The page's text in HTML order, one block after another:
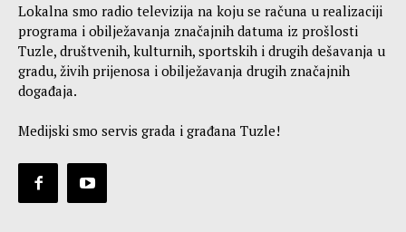
Lokalna smo radio televizija na koju se računa u realizaciji
programa i obilježavanja značajnih datuma iz prošlosti
Tuzle, društvenih, kulturnih, sportskih i drugih dešavanja u
gradu, živih prijenosa i obilježavanja drugih značajnih
događaja.
Medijski smo servis grada i građana Tuzle!